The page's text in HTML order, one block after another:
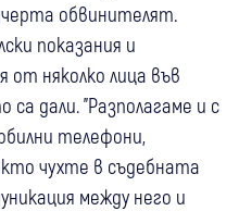
обвинителят.
показания и
от няколко лица във
са дали. "Разполагаме и с
телефони,
чухте в съдебната
между него и